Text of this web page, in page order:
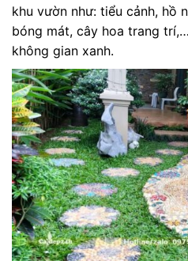
khu vườn như: tiểu cảnh, hồ
bóng mát, cây hoa trang
không gian xanh.